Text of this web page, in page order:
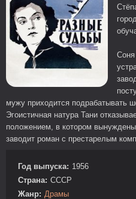
Соня
мужу приходится подрабатывать
Эгоистичная натура Тани
положением, в котором
заводит роман с престарелым
Год выпуска: 1956
Страна: СССР
Жанр: Драмы